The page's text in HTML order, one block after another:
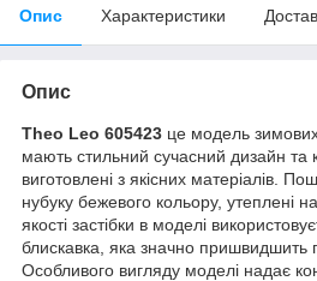
Опис Характеристики
Опис
Theo Leo 605423 це модель
мають стильний сучасний дизайн та
виготовлені з якісних матеріалів.
нубуку бежевого кольору, утеплені
якості застібки в моделі
блискавка, яка значно пришвидшить
Особливого вигляду моделі надає